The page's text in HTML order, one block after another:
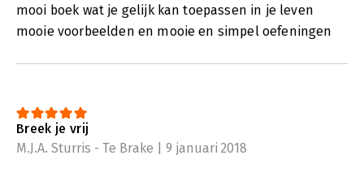
mooi boek wat je gelijk kan toepassen in je leven
mooie voorbeelden en mooie en simpel oefeningen
Breek je vrij
M.J.A. Sturris - Te Brake | 9 januari 2018